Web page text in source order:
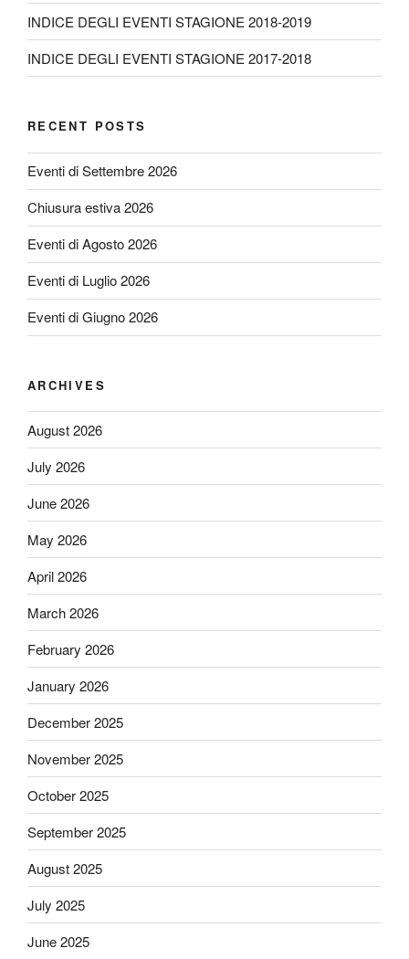
INDICE DEGLI EVENTI STAGIONE 2018-2019
INDICE DEGLI EVENTI STAGIONE 2017-2018
RECENT POSTS
Eventi di Settembre 2026
Chiusura estiva 2026
Eventi di Agosto 2026
Eventi di Luglio 2026
Eventi di Giugno 2026
ARCHIVES
August 2026
July 2026
June 2026
May 2026
April 2026
March 2026
February 2026
January 2026
December 2025
November 2025
October 2025
September 2025
August 2025
July 2025
June 2025